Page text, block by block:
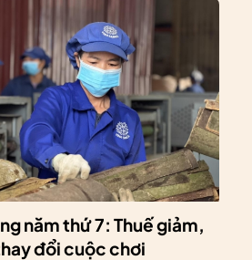
năm thứ 7: Thuế giảm,
đổi cuộc chơi